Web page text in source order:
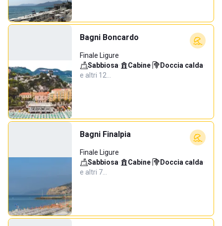
Bagni Boncardo
Finale Ligure
Sabbiosa· Cabine· Doccia calda·
e altri 12…
Bagni Finalpia
Finale Ligure
Sabbiosa· Cabine· Doccia calda·
e altri 7…